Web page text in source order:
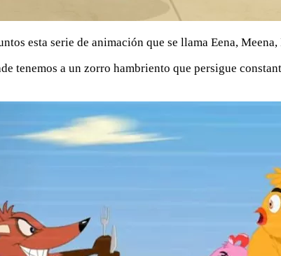
esta serie de animación que se llama Eena, Meena,
tenemos a un zorro hambriento que persigue